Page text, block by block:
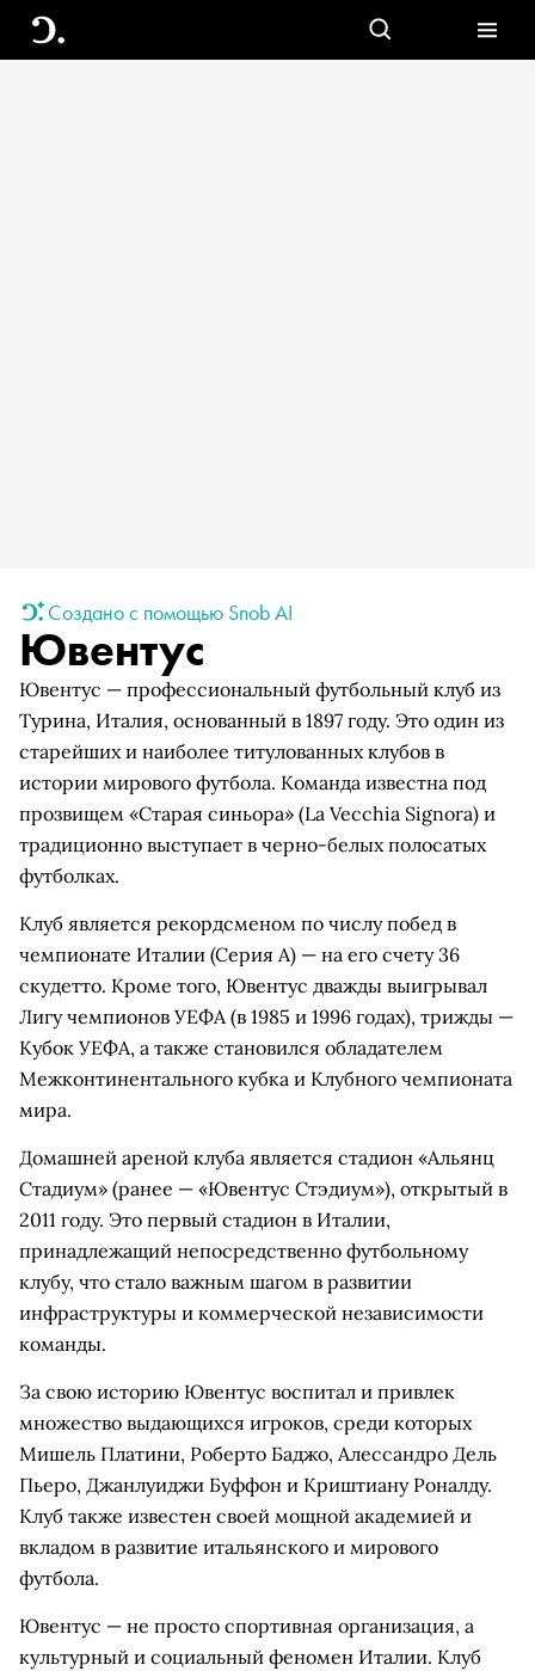
Создано с помощью Snob AI
Ювентус
Ювентус — профессиональный футбольный клуб из
Турина, Италия, основанный в 1897 году. Это один из
старейших и наиболее титулованных клубов в
истории мирового футбола. Команда известна под
прозвищем «Старая синьора» (La Vecchia Signora) и
традиционно выступает в черно-белых полосатых
футболках.
Клуб является рекордсменом по числу побед в
чемпионате Италии (Серия A) — на его счету 36
скудетто. Кроме того, Ювентус дважды выигрывал
Лигу чемпионов УЕФА (в 1985 и 1996 годах), трижды —
Кубок УЕФА, а также становился обладателем
Межконтинентального кубка и Клубного чемпионата
мира.
Домашней ареной клуба является стадион «Альянц
Стадиум» (ранее — «Ювентус Стэдиум»), открытый в
2011 году. Это первый стадион в Италии,
принадлежащий непосредственно футбольному
клубу, что стало важным шагом в развитии
инфраструктуры и коммерческой независимости
команды.
За свою историю Ювентус воспитал и привлек
множество выдающихся игроков, среди которых
Мишель Платини, Роберто Баджо, Алессандро Дель
Пьеро, Джанлуиджи Буффон и Криштиану Роналду.
Клуб также известен своей мощной академией и
вкладом в развитие итальянского и мирового
футбола.
Ювентус — не просто спортивная организация, а
культурный и социальный феномен Италии. Клуб